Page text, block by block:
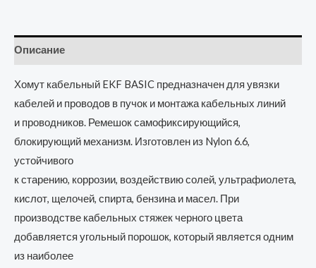
Описание
Хомут кабельный EKF BASIC предназначен для увязки
кабелей и проводов в пучок и монтажа кабельных линий
и проводников. Ремешок самофиксирующийся,
блокирующий механизм. Изготовлен из Nylon 6.6,
устойчивого
к старению, коррозии, воздействию солей, ультрафиолета,
кислот, щелочей, спирта, бензина и масел. При
производстве кабельных стяжек черного цвета
добавляется угольный порошок, который является одним
из наиболее